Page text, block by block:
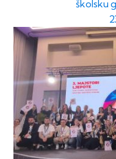
školsku